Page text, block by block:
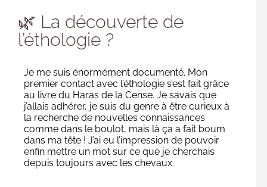
🌿 La découverte de
l’éthologie ?
Je me suis énormément documenté. Mon
premier contact avec l’éthologie s’est fait grâce
au livre du Haras de la Cense. Je savais que
j’allais adhérer, je suis du genre à être curieux à
la recherche de nouvelles connaissances
comme dans le boulot, mais là ça a fait boum
dans ma tête ! J’ai eu l’impression de pouvoir
enfin mettre un mot sur ce que je cherchais
depuis toujours avec les chevaux.